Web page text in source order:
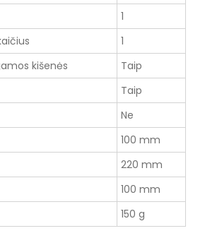
1
1
kišenės
Taip
Taip
Ne
100 mm
220 mm
100 mm
150 g